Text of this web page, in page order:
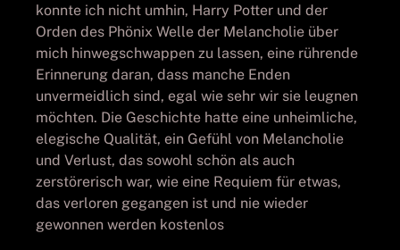
konnte ich nicht umhin, Harry Potter und der
Orden des Phönix Welle der Melancholie über
mich hinwegschwappen zu lassen, eine rührende
Erinnerung daran, dass manche Enden
unvermeidlich sind, egal wie sehr wir sie leugnen
möchten. Die Geschichte hatte eine unheimliche,
elegische Qualität, ein Gefühl von Melancholie
und Verlust, das sowohl schön als auch
zerstörerisch war, wie eine Requiem für etwas,
das verloren gegangen ist und nie wieder
gewonnen werden kostenlos